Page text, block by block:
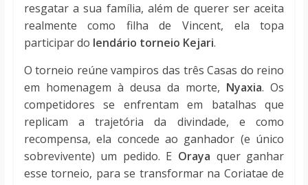
resgatar a sua família, além de querer ser aceita
realmente como filha de Vincent, ela topa
participar do lendário torneio Kejari.
O torneio reúne vampiros das três Casas do reino
em homenagem à deusa da morte, Nyaxia. Os
competidores se enfrentam em batalhas que
replicam a trajetória da divindade, e como
recompensa, ela concede ao ganhador (e único
sobrevivente) um pedido. E Oraya quer ganhar
esse torneio, para se transformar na Coriatae de